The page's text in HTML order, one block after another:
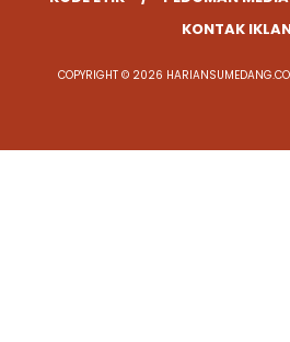
KONTAK
COPYRIGHT © 2026